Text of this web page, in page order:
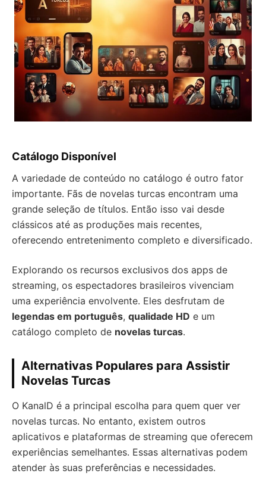
Catálogo Disponível
A variedade de conteúdo no catálogo é outro fator
importante. Fãs de novelas turcas encontram uma
grande seleção de títulos. Então isso vai desde
clássicos até as produções mais recentes,
oferecendo entretenimento completo e diversificado.
Explorando os recursos exclusivos dos apps de
streaming, os espectadores brasileiros vivenciam
uma experiência envolvente. Eles desfrutam de
legendas em português, qualidade HD e um
catálogo completo de novelas turcas.
Alternativas Populares para Assistir
Novelas Turcas
O KanalD é a principal escolha para quem quer ver
novelas turcas. No entanto, existem outros
aplicativos e plataformas de streaming que oferecem
experiências semelhantes. Essas alternativas podem
atender às suas preferências e necessidades.